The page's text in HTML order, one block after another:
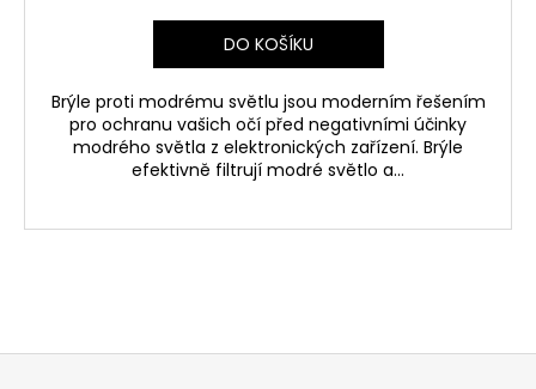
DO KOŠÍKU
Brýle proti modrému světlu jsou moderním řešením
pro ochranu vašich očí před negativními účinky
modrého světla z elektronických zařízení. Brýle
efektivně filtrují modré světlo a...
Z